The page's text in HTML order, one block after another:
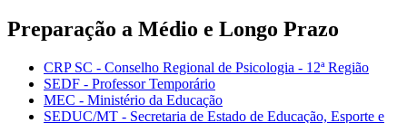
Preparação a Médio e Longo Prazo
CRP SC - Conselho Regional de Psicologia - 12ª Região
SEDF - Professor Temporário
MEC - Ministério da Educação
SEDUC/MT - Secretaria de Estado de Educação, Esporte e